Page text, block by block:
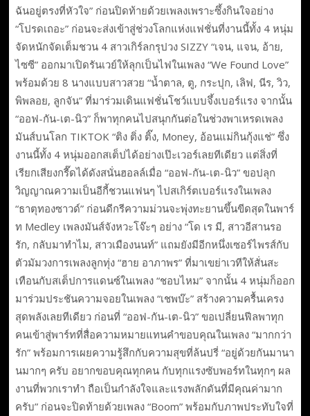
ฉันอยู่ตรงที่หัวใจ” ก่อนปิดท้ายด้วยเพลงเพราะซึ้งกินใจอย่าง
“โปรดเถอะ” ก่อนจะส่งเข้าสู่ช่วงโลกแห่งแฟชั่นที่งานนี้ทั้ง 4 หนุ่ม
จัดหนักจัดเต็มชวน 4 สาวเกิร์ลกรุปวง SIZZY “เจน, แจน, อ้าย,
ไซซี” ออกมาเปิดรันเวย์ให้ลุกเป็นไฟในเพลง “We Found Love”
พร้อมด้วย 8 นางแบบสาวสวย “น้ำตาล, ตู, กระปุก, เลิฟ, นีร, วิว,
พิพลอย, ลูกจัน” ที่มาร่วมเดินแฟชั่นโชว์แบบจึ้งเบอร์แรง จากนั้น
“ออฟ-กัน-เต-นิว” ก็พาทุกคนไปสนุกกันต่อในช่วงพาเหรดเพลง
มันส์บนโลก TIKTOK “ติง ติ่ง ติ๊ง, Money, อ้อนแม่กินกุ้งแช่” ซึ่ง
งานนี้ทั้ง 4 หนุ่มออกสเต็ปได้อย่างเป๊ะเวอร์เลยทีเดียว แต่สิ่งที่
เรียกเสียงกรี๊ดได้ดังสนั่นฮอลล์เมื่อ “ออฟ-กัน-เต-นิว” ขอปลุก
วิญญาณความเป็นอีกี้ชวนแฟนๆ ไปสเกิร์ตเบอร์แรงในเพลง
“ธาตุทองซาวด์” ก่อนดีกรีความม่วนจะพุ่งทะยานขึ้นขีดสุดในพาร์
ท Medley เพลงมันส์จังหวะโจ๊ะๆ อย่าง “โด เร มี, สาวอีสานรอ
รัก, กลับมาทำไม, สาวเมืองนนท์” แถมยังมีอีกหนึ่งเซอร์ไพรส์กับ
ตัวมัมวงการเพลงลูกทุ่ง “ฮาย อาภาพร” ที่มาเขย่าเวทีให้สั่นสะ
เทือนกับสเต็ปการแดนซ์ในเพลง “ชอบไหม” จากนั้น 4 หนุ่มก็ออก
มาร่วมประชันความจอยในเพลง “เชพบ๊ะ” สร้างความครื้นเครง
สุดพลังเลยทีเดียว ก่อนที่ “ออฟ-กัน-เต-นิว” ขอเปลี่ยนฟีลพาทุก
คนเข้าสู่พาร์ทที่สื่อความหมายแทนคำขอบคุณในเพลง “มากกว่า
รัก” พร้อมการเผยความรู้สึกกับความสุขที่ล้นปรี่ “อยู่ด้วยกันมานา
นมากๆ ครับ อยากขอบคุณทุกคน กับทุกแรงซับพอร์ทในทุกๆ ผล
งานที่พวกเราทำ ถือเป็นกำลังใจและแรงพลักดันที่มีคุณค่ามาก
ครับ” ก่อนจะปิดท้ายด้วยเพลง “Boom” พร้อมกับภาพประทับใจที่